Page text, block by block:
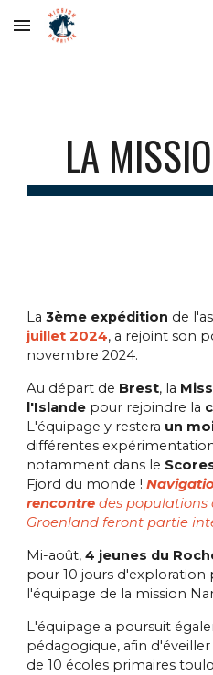
Skip to main content
LA
La3ème expédition de
juillet 2024, a rejoint son
novembre 2024.
Au départ de Brest, la
l'Islande pour rejoindre la
L'équipage y restera un
différentes
notamment dans le
Fjord du monde !
rencontredes populations
Groenland feront partie
Mi-août,4 jeunes du
pour 10 jours
l'équipage de la mission
L'équipage a poursuit
pédagogique, afin
de 10 écoles primaires